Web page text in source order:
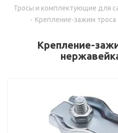
Тросы и комплектующие для
- Крепление-зажим троса
Крепление-